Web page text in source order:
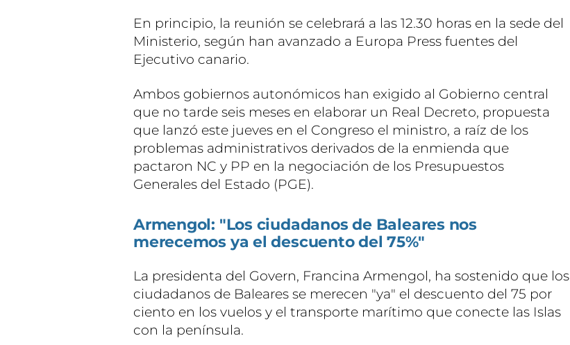
En principio, la reunión se celebrará a las 12.30 horas en la sede del
Ministerio, según han avanzado a Europa Press fuentes del
Ejecutivo canario.
Ambos gobiernos autonómicos han exigido al Gobierno central
que no tarde seis meses en elaborar un Real Decreto, propuesta
que lanzó este jueves en el Congreso el ministro, a raíz de los
problemas administrativos derivados de la enmienda que
pactaron NC y PP en la negociación de los Presupuestos
Generales del Estado (PGE).
Armengol: "Los ciudadanos de Baleares nos
merecemos ya el descuento del 75%"
La presidenta del Govern, Francina Armengol, ha sostenido que los
ciudadanos de Baleares se merecen "ya" el descuento del 75 por
ciento en los vuelos y el transporte marítimo que conecte las Islas
con la península.